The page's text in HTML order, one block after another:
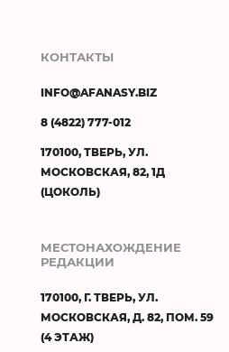
КОНТАКТЫ
INFO@AFANASY.BIZ
8 (4822) 777-012
170100, ТВЕРЬ, УЛ.
МОСКОВСКАЯ, 82, 1Д
(ЦОКОЛЬ)
МЕСТОНАХОЖДЕНИЕ
РЕДАКЦИИ
170100, Г. ТВЕРЬ, УЛ.
МОСКОВСКАЯ, Д. 82, ПОМ. 59
(4 ЭТАЖ)